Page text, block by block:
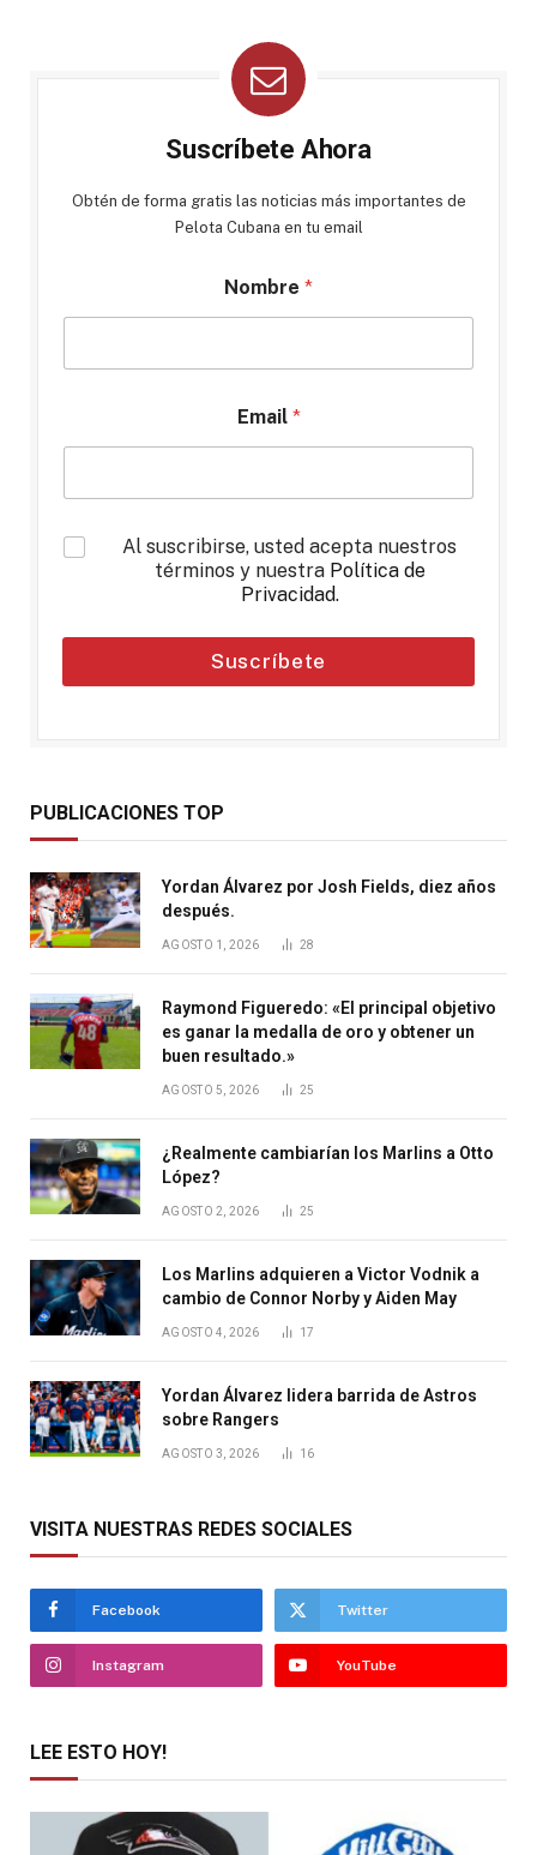
Suscríbete Ahora
Obtén de forma gratis las noticias más importantes de
Pelota Cubana en tu email
Nombre *
Email *
*
Al suscribirse, usted acepta nuestros
términos y nuestra Política de
Privacidad.
Suscríbete
PUBLICACIONES TOP
Yordan Álvarez por Josh Fields, diez años
después.
AGOSTO 1, 2026 28
Raymond Figueredo: «El principal objetivo
es ganar la medalla de oro y obtener un
buen resultado.»
AGOSTO 5, 2026 25
¿Realmente cambiarían los Marlins a Otto
López?
AGOSTO 2, 2026 25
Los Marlins adquieren a Victor Vodnik a
cambio de Connor Norby y Aiden May
AGOSTO 4, 2026 17
Yordan Álvarez lidera barrida de Astros
sobre Rangers
AGOSTO 3, 2026 16
VISITA NUESTRAS REDES SOCIALES
Facebook Twitter
Instagram YouTube
LEE ESTO HOY!